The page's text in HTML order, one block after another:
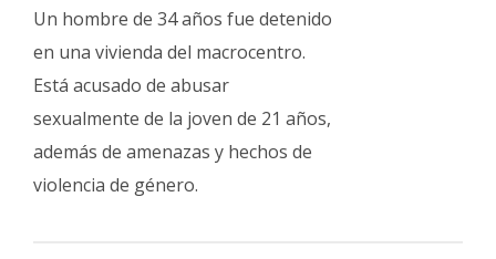
Un hombre de 34 años fue detenido
en una vivienda del macrocentro.
Está acusado de abusar
sexualmente de la joven de 21 años,
además de amenazas y hechos de
violencia de género.